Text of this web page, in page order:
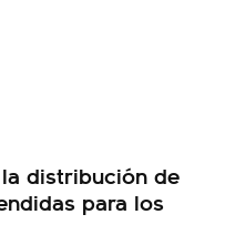
distribución de
para los